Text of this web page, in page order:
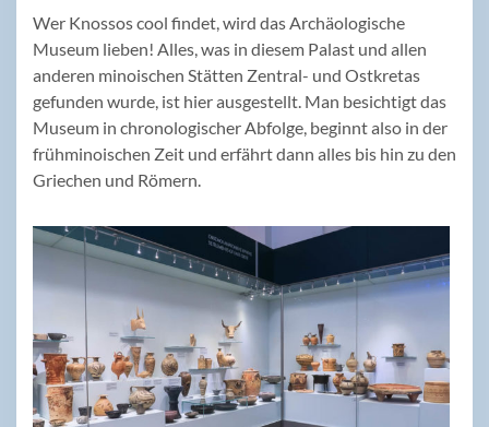
Wer Knossos cool findet, wird das Archäologische
Museum lieben! Alles, was in diesem Palast und allen
anderen minoischen Stätten Zentral- und Ostkretas
gefunden wurde, ist hier ausgestellt. Man besichtigt das
Museum in chronologischer Abfolge, beginnt also in der
frühminoischen Zeit und erfährt dann alles bis hin zu den
Griechen und Römern.